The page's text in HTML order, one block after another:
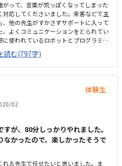
がって、言葉が荒っぽくなってしまった
応してくださいました。来客などで主
他の先生がすかさずサポートに入って
、よくコミュニケーションをとられてい
使われているロボットとプログラミン
を組み立てる際は、スライドで一つ一つ
てることができ、本人も楽しかったよう
自分で気づくことができるように声か
り上げた達成感があったと思います。
護者がスマホで確認することができた
とができるそうです。ただ作るだけで
良いと思います。自宅から近く、徒歩
らも同じくらいの距離だと思います。
でしたが、きちんと端に寄せて自転車
いるのだろうなと感じました。入り口
する時間帯は誘導の方もいてくださる
整頓されており、全体的にスッキリと
のお子さんが出入りするタイミングが
に視界が遮られており、あまり気にな
読む(797字)
体験生
02
が、80分しっかりやれました。
かったので、楽しかったそうで
る先生で任せたいと思いました。ま